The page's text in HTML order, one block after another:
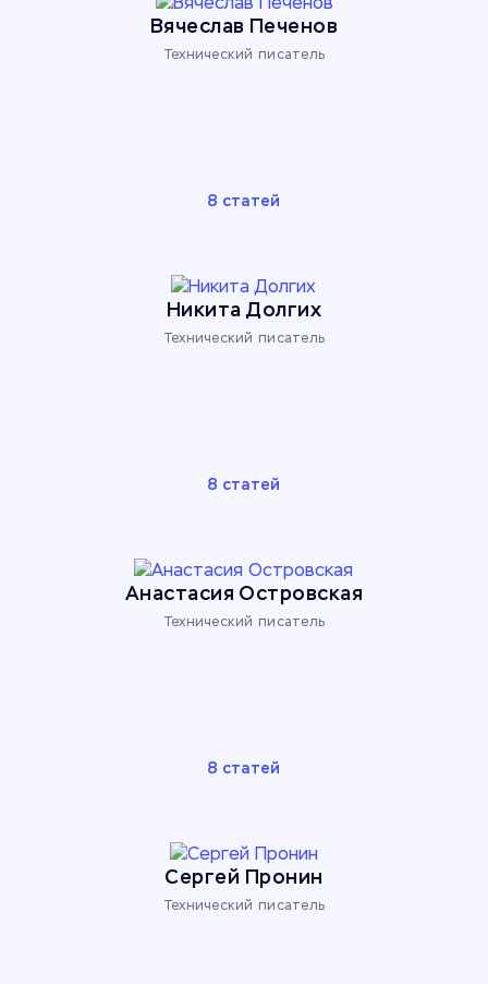
Вячеслав Печенов
Технический писатель
8 статей
Никита Долгих
Технический писатель
8 статей
Анастасия Островская
Технический писатель
8 статей
Сергей Пронин
Технический писатель